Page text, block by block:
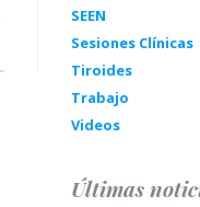
SEEN
Sesiones Clínicas
Tiroides
Trabajo
Videos
Últimas